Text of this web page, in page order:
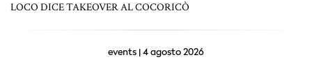
LOCO DICE TAKEOVER AL COCORICÒ
events | 4 agosto 2026